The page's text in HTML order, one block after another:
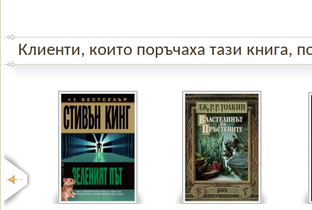
Клиенти, които поръчаха тази книга,